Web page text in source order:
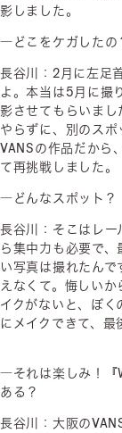
影しました。
―どこをケガしたの
長谷川：2月に左足
よ。本当は5月に撮
影させてもらいま
やらずに、別のスポ
VANSの作品だから
て再挑戦しました。
―どんなスポット？
長谷川：そこはレ
ら集中力も必要で
い写真は撮れたん
えなくて。悔しい
イクがないと、ぼ
にメイクできて、最
―それは楽しみ！『
ある？
長谷川：大阪の